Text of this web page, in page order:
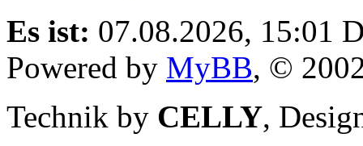
Es ist: 07.08.2026, 15:01
Powered by MyBB, ©
Technik by CELLY,